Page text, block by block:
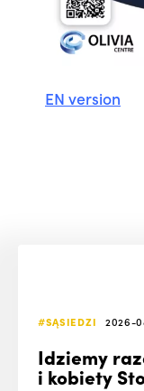
EN version
#SĄSIEDZI 2026-
Idziemy
i kobiety